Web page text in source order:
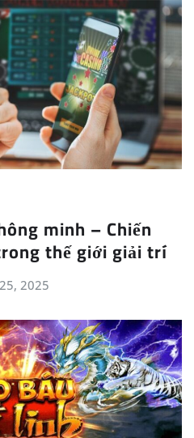
minh – Chiến
thế giới giải trí
2025